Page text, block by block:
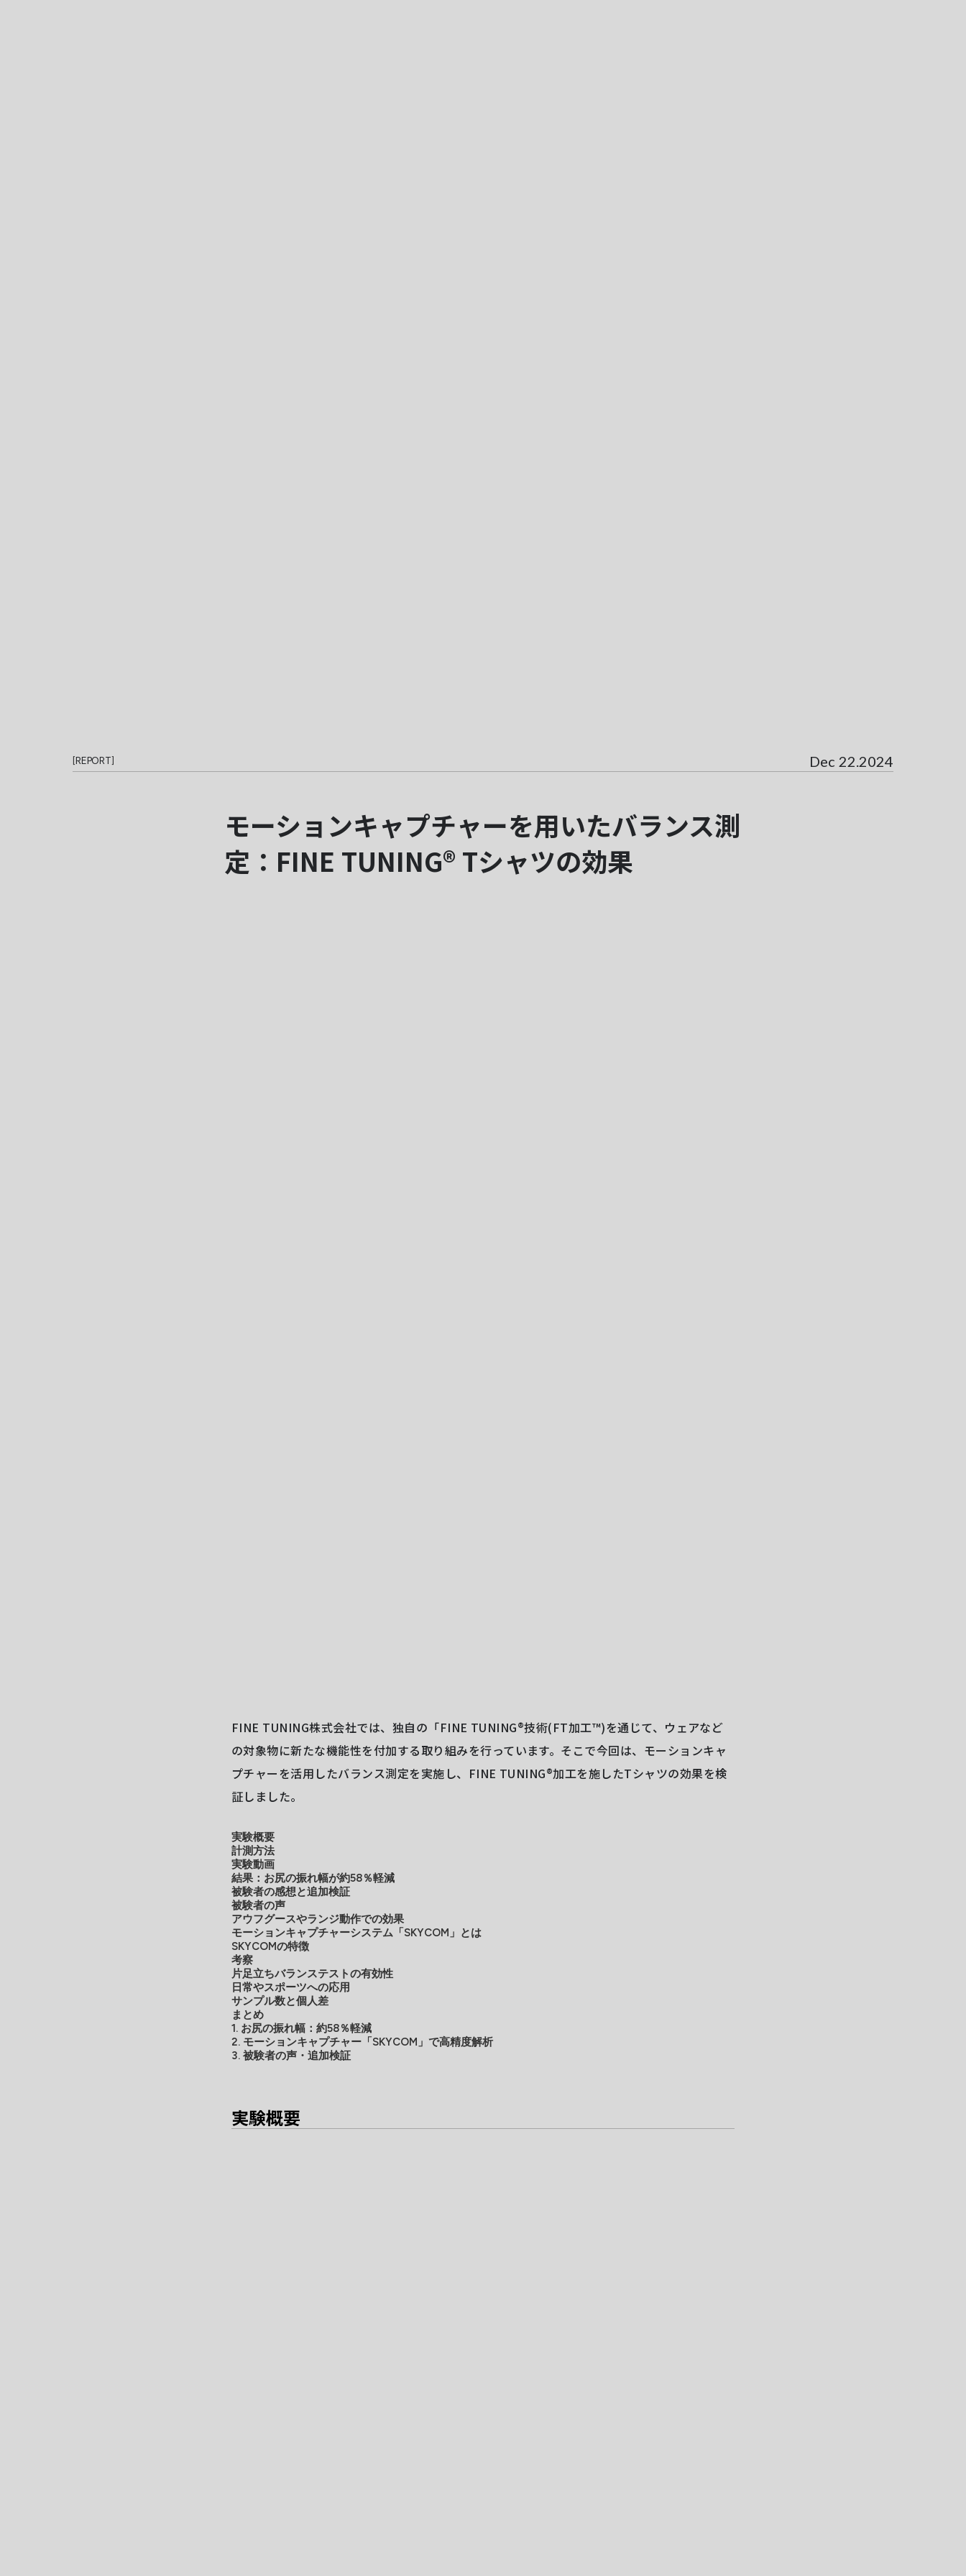
[REPORT] Dec 22.2024
モーションキャプチャーを用いたバランス測
定：FINE TUNING® Tシャツの効果
FINE TUNING株式会社では、独自の「FINE TUNING®技術(FT加工™︎)を通じて、ウェアなど
の対象物に新たな機能性を付加する取り組みを行っています。そこで今回は、モーションキャ
プチャーを活用したバランス測定を実施し、FINE TUNING®加工を施したTシャツの効果を検
証しました。
実験概要
計測方法
実験動画
結果：お尻の振れ幅が約58％軽減
被験者の感想と追加検証
被験者の声
アウフグースやランジ動作での効果
モーションキャプチャーシステム「SKYCOM」とは
SKYCOMの特徴
考察
片足立ちバランステストの有効性
日常やスポーツへの応用
サンプル数と個人差
まとめ
1. お尻の振れ幅：約58％軽減
2. モーションキャプチャー「SKYCOM」で高精度解析
3. 被験者の声・追加検証
実験概要